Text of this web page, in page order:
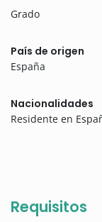
Grado
País de origen
España
Nacionalidades
Residente en
Requisitos